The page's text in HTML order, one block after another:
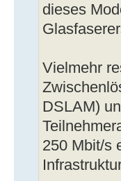
dieses
Vielmehr
DSLAM)
250 Mbit/s